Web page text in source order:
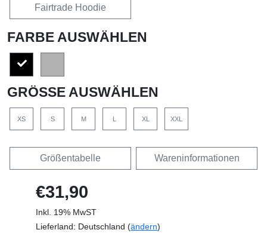
Fairtrade Hoodie
FARBE AUSWÄHLEN
GRÖSSE AUSWÄHLEN
XS S M L XL XXL
Größentabelle Wareninformationen
€31,90
Inkl. 19% MwST
Lieferland: Deutschland (ändern)